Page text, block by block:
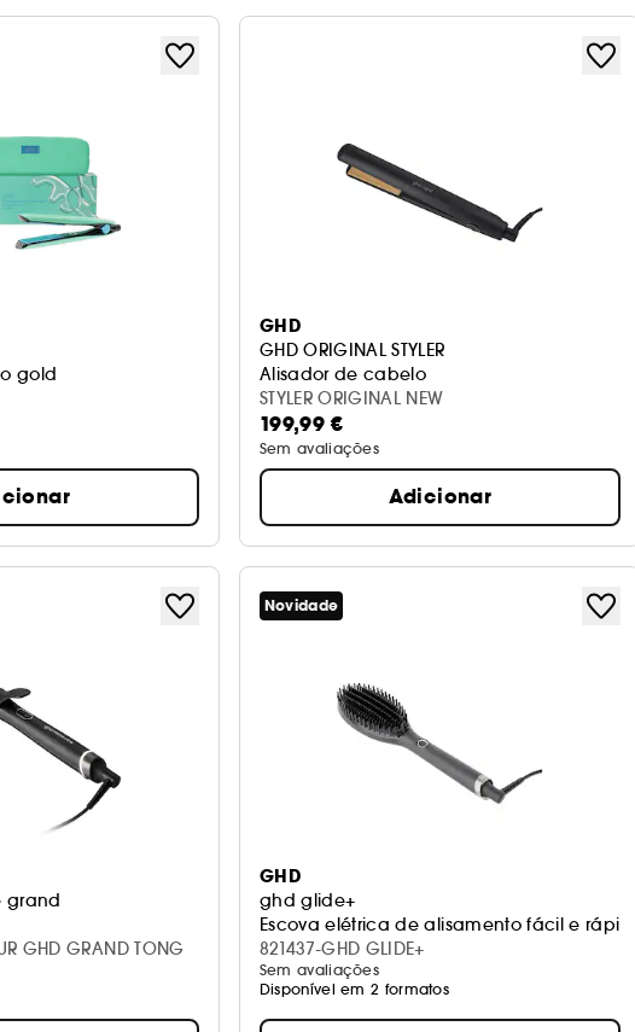
gold
GHD
GHD ORIGINAL STYLER
Alisador de cabelo
STYLER ORIGINAL NEW
199,99 €
Sem avaliações
Adicionar
grand
GHD GRAND TONG
Novidade
GHD
ghd glide+
Escova elétrica de alisamento fácil e rápido
821437-GHD GLIDE+
Sem avaliações
Disponível em 2 formatos